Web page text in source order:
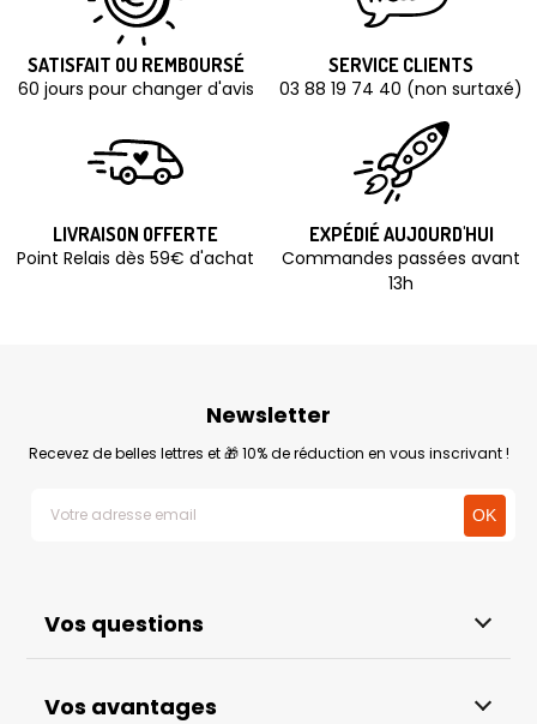
SATISFAIT OU REMBOURSÉ
60 jours pour changer d'avis
SERVICE CLIENTS
03 88 19 74 40 (non surtaxé)
LIVRAISON OFFERTE
Point Relais dès 59€ d'achat
EXPÉDIÉ AUJOURD'HUI
Commandes passées avant
13h
Vos questions
Vos avantages
Newsletter
Recevez de belles lettres et 🎁 10% de réduction en vous inscrivant !